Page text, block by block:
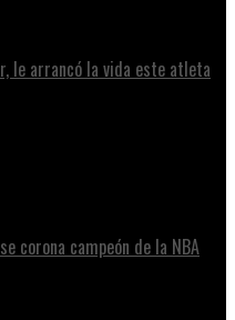
le arrancó la vida este atleta
corona campeón de la NBA